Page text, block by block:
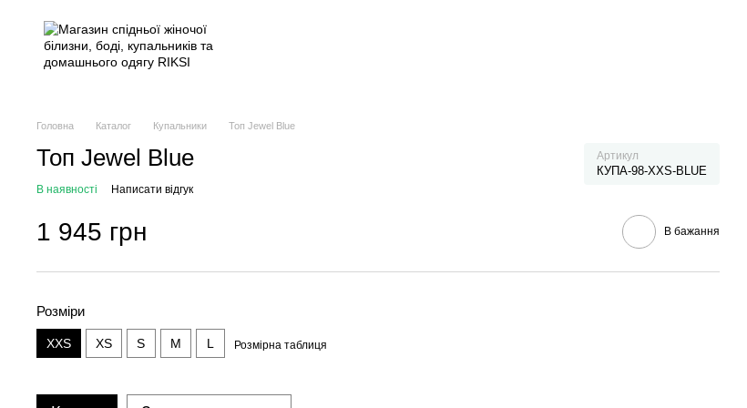
Головна Каталог Купальники Топ Jewel Blue
Топ Jewel Blue Артикул
КУПА-98-XXS-BLUE
В наявності Написати відгук
1 945 грн В бажання
Розміри
XXS XS S M L Розмірна таблиця